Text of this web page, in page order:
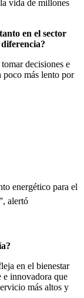
vida de millones
en el sector
decisiones e
poco más lento por
energético para el
alertó
en el bienestar
e innovadora que
más altos y